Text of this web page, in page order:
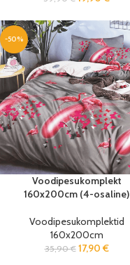
-50%
Voodipesukomplekt
160x200cm (4-osaline)
Voodipesukomplektid
160x200cm
35,90€ 17,90 €